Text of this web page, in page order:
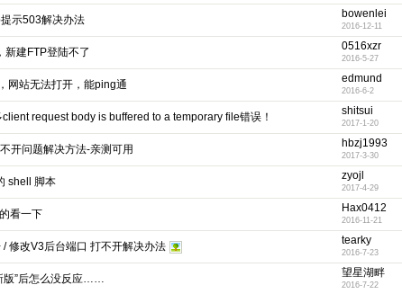
示503解决办法 bowenlei
2016-12-11
建FTP登陆不了 0516xzr
2016-5-27
网站无法打开，能ping通 edmund
2016-6-2
request body is buffered to a temporary file错误！ shitsui
2017-1-20
开问题解决方法-亲测可用 hbzj1993
2017-3-30
shell 脚本 zyojl
2017-4-29
看一下 Hax0412
2016-11-21
修改V3后台端口 打不开解决办法 tearky
2016-7-23
版”后怎么没反应…… 望星湖畔
2016-7-22